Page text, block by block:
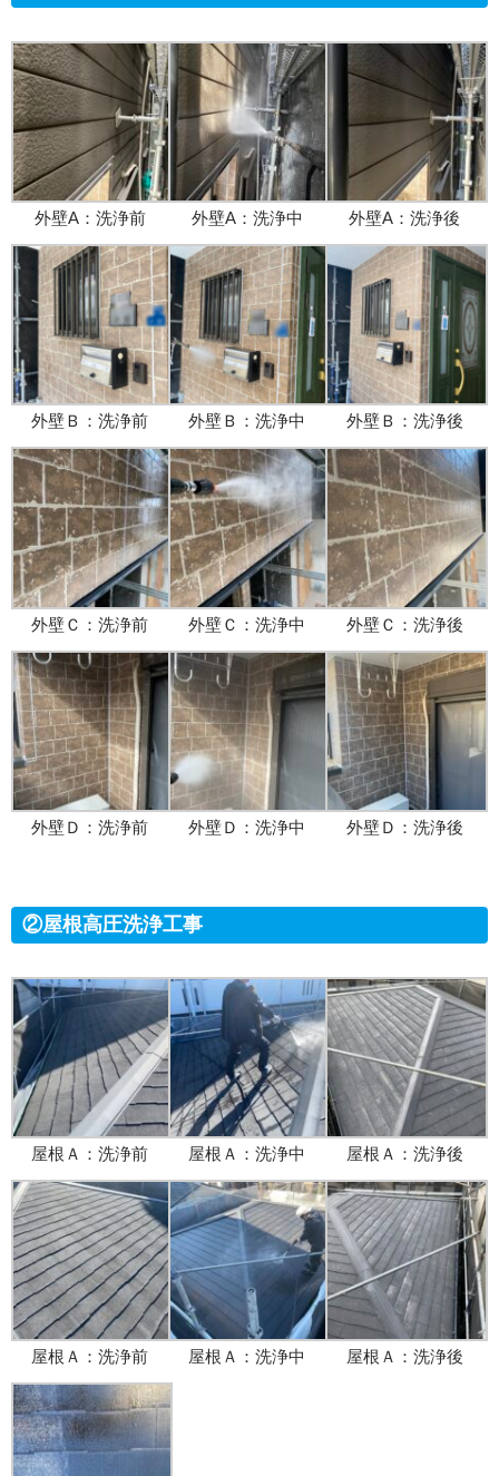
外壁A：洗浄前 外壁A：洗浄中 外壁A：洗浄後
外壁Ｂ：洗浄前 外壁Ｂ：洗浄中 外壁Ｂ：洗浄後
外壁Ｃ：洗浄前 外壁Ｃ：洗浄中 外壁Ｃ：洗浄後
外壁Ｄ：洗浄前 外壁Ｄ：洗浄中 外壁Ｄ：洗浄後
②屋根高圧洗浄工事
屋根Ａ：洗浄前 屋根Ａ：洗浄中 屋根Ａ：洗浄後
屋根Ａ：洗浄前 屋根Ａ：洗浄中 屋根Ａ：洗浄後